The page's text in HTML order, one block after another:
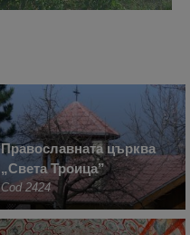
Православната църква
„Света Троица”
Cod 2424